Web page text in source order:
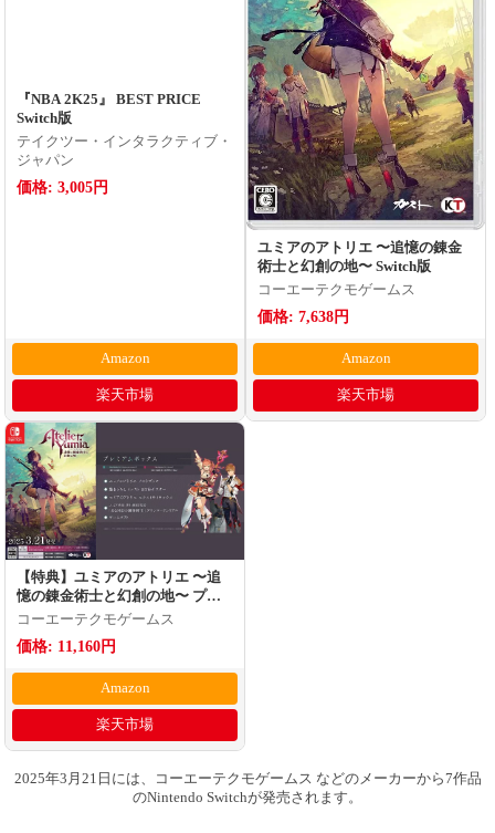
『NBA 2K25』 BEST PRICE
Switch版
テイクツー・インタラクティブ・
ジャパン
価格: 3,005円
Amazon
楽天市場
ユミアのアトリエ 〜追憶の錬金
術士と幻創の地〜 Switch版
コーエーテクモゲームス
価格: 7,638円
Amazon
楽天市場
【特典】ユミアのアトリエ 〜追
憶の錬金術士と幻創の地〜 プレ
ミアムボックス Switch版(【早期
用装備)
コーエーテクモゲームス
価格: 11,160円
Amazon
楽天市場
2025年3月21日には、コーエーテクモゲームス などのメーカーから7作品
のNintendo Switchが発売されます。